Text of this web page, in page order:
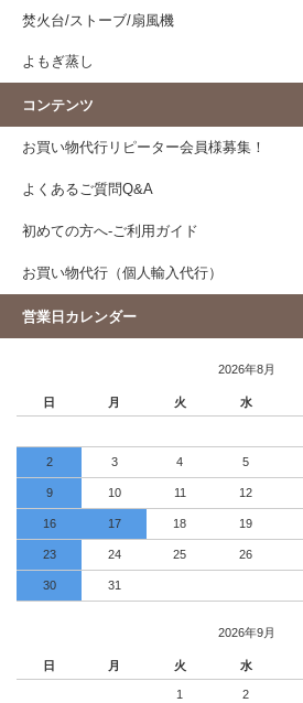
焚火台/ストーブ/扇風機
よもぎ蒸し
コンテンツ
お買い物代行リピーター会員様募集！
よくあるご質問Q&A
初めての方へ-ご利用ガイド
お買い物代行（個人輸入代行）
営業日カレンダー
2026年8月
日 月 火 水
2 3 4 5
9 10 11 12
16 17 18 19
23 24 25 26
30 31
2026年9月
日 月 火 水
1 2